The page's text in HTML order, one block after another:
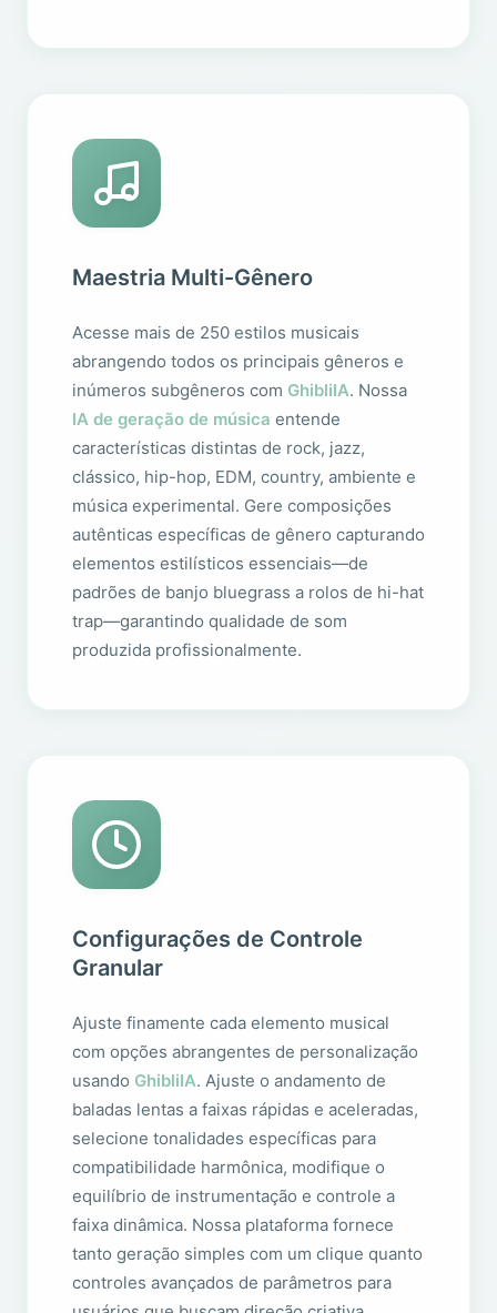
Maestria Multi-Gênero
Acesse mais de 250 estilos musicais
abrangendo todos os principais gêneros e
inúmeros subgêneros com GhibliIA. Nossa
IA de geração de música entende
características distintas de rock, jazz,
clássico, hip-hop, EDM, country, ambiente e
música experimental. Gere composições
autênticas específicas de gênero capturando
elementos estilísticos essenciais—de
padrões de banjo bluegrass a rolos de hi-hat
trap—garantindo qualidade de som
produzida profissionalmente.
Configurações de Controle
Granular
Ajuste finamente cada elemento musical
com opções abrangentes de personalização
usando GhibliIA. Ajuste o andamento de
baladas lentas a faixas rápidas e aceleradas,
selecione tonalidades específicas para
compatibilidade harmônica, modifique o
equilíbrio de instrumentação e controle a
faixa dinâmica. Nossa plataforma fornece
tanto geração simples com um clique quanto
controles avançados de parâmetros para